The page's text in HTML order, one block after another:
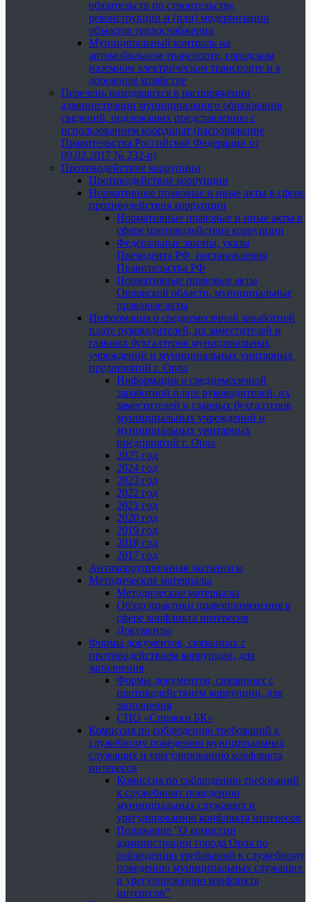
обязательств по строительству,
реконструкции и (или) модернизации
объектов теплоснабжения
Муниципальный контроль на
автомобильном транспорте, городском
наземном электрическом транспорте и в
дорожном хозяйстве
Перечень находящихся в распоряжении
администрации муниципального образования
сведений, подлежащих представлению с
использованием координат (распоряжение
Правительства Российской Федерации от
09.02.2017 № 232-р)
Противодействие коррупции
Противодействие коррупции
Нормативные правовые и иные акты в сфере
противодействия коррупции
Нормативные правовые и иные акты в
сфере противодействия коррупции
Федеральные законы, указы
Президента РФ, постановления
Правительства РФ
Нормативные правовые акты
Орловской области, муниципальные
правовые акты
Информация о среднемесячной заработной
плате руководителей, их заместителей и
главных бухгалтеров муниципальных
учреждений и муниципальных унитарных
предприятий г. Орла
Информация о среднемесячной
заработной плате руководителей, их
заместителей и главных бухгалтеров
муниципальных учреждений и
муниципальных унитарных
предприятий г. Орла
2025 год
2024 год
2023 год
2022 год
2021 год
2020 год
2019 год
2018 год
2017 год
Антикоррупционная экспертиза
Методические материалы
Методические материалы
Обзор практики правоприменения в
сфере конфликта интересов
Документы
Формы документов, связанных с
противодействием коррупции, для
заполнения
Формы документов, связанных с
противодействием коррупции, для
заполнения
СПО «Справки БК»
Комиссия по соблюдению требований к
служебному поведению муниципальных
служащих и урегулированию конфликта
интересов
Комиссия по соблюдению требований
к служебному поведению
муниципальных служащих и
урегулированию конфликта интересов
Положение "О комиссии
администрации города Орла по
соблюдению требований к служебному
поведению муниципальных служащих
и урегулированию конфликта
интересов"